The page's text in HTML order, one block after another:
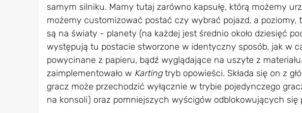
samym silniku. Mamy tutaj zarówno kapsułę, którą możemy
możemy customizować postać czy wybrać pojazd, a poziomy,
są na światy - planety (na każdej jest średnio około dziesięć
występują tu postacie stworzone w identyczny sposób, jak w
powycinane z papieru, bądź wyglądające na uszyte z
zaimplementowało w Kartingtryb opowieści. Składa się on z
gracz może przechodzić wyłącznie w trybie pojedynczego
na konsoli) oraz pomniejszych wyścigów odblokowujących się